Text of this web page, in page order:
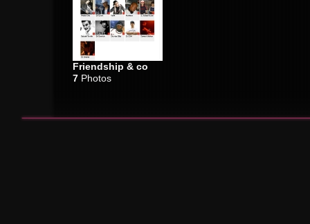
Friendship & co
7 Photos